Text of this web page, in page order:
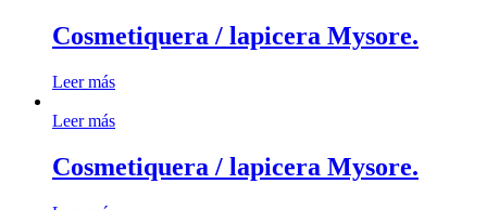
Cosmetiquera / lapicera Mysore.
Leer más
Leer más
Cosmetiquera / lapicera Mysore.